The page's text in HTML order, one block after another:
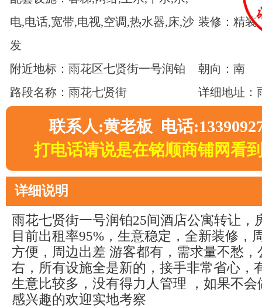
电,电话,宽带,电视,空调,热水器,床,沙
发
装修：精装
附近地标：雨花区七贤街一号润铂
朝向：南
路段名称：雨花七贤街
详细地址：
联系人:黄老板 电话
打电话请说是在铭顺商铺网看
详细说明
雨花七贤街一号润铂25间酒店公寓转让，
目前出租率95%，生意稳定，全新装修，
方便，周边出差 游客都有，需求量不愁，
右，所有设施全是新的，接手非常省心，
生意比较多，没有得力人管理 ，如果不
感兴趣的欢迎实地考察